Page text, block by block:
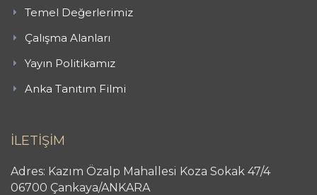
Temel Değerlerimiz
Çalışma Alanları
Yayın Politikamız
Anka Tanıtım Filmi
İLETİŞİM
Adres: Kazım Özalp Mahallesi Koza Sokak 47/4
06700 Çankaya/ANKARA